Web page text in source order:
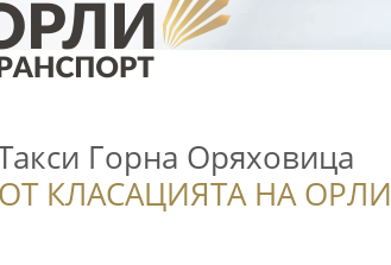
Горна Оряховица
КЛАСАЦИЯТА НА ОРЛИ